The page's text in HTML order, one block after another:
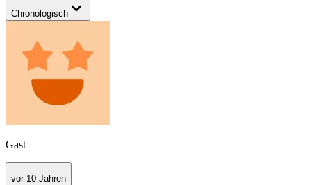
Chronologisch
Gast
vor 10 Jahren